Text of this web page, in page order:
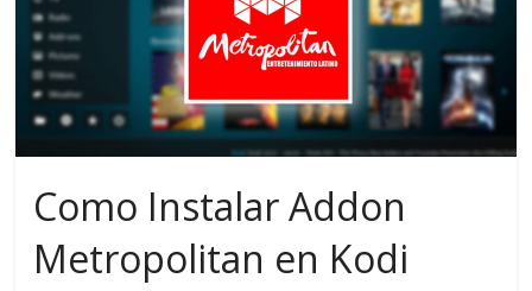
Como Instalar Addon
Metropolitan en Kodi